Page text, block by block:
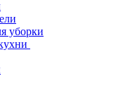
уборки